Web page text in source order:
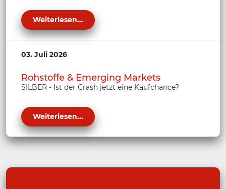
Weiterlesen...
03. Juli 2026
Rohstoffe & Emerging Markets
SILBER - Ist der Crash jetzt eine Kaufchance?
Weiterlesen...